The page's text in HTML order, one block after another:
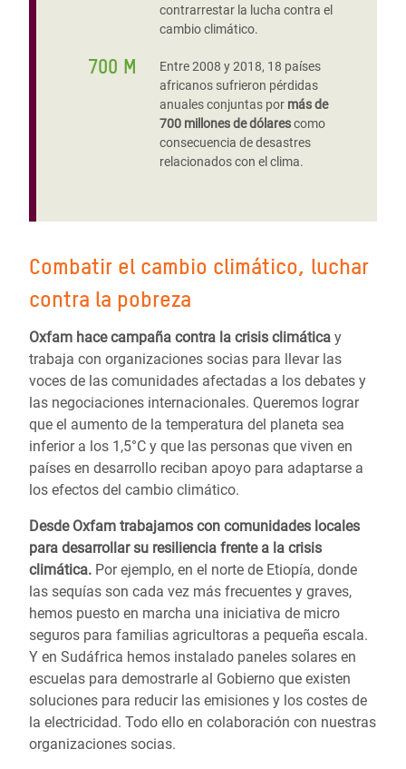
contrarrestar la lucha contra el
cambio climático.
700 M
Entre 2008 y 2018, 18 países
africanos sufrieron pérdidas
anuales conjuntas por más de
700 millones de dólarescomo
consecuencia de desastres
relacionados con el clima.
Combatir el cambio climático, luchar
contra la pobreza
Oxfam hace campaña contra la crisis climática y
trabaja con organizaciones socias para llevar las
voces de las comunidades afectadas a los debates y
las negociaciones internacionales. Queremos lograr
que el aumento de la temperatura del planeta sea
inferior a los 1,5°C y que las personas que viven en
países en desarrollo reciban apoyo para adaptarse a
los efectos del cambio climático.
Desde Oxfam trabajamos con comunidades locales
para desarrollar su resiliencia frente a la crisis
climática. Por ejemplo, en el norte de Etiopía, donde
las sequías son cada vez más frecuentes y graves,
hemos puesto en marcha una iniciativa de micro
seguros para familias agricultoras a pequeña escala.
Y en Sudáfrica hemos instalado paneles solares en
escuelas para demostrarle al Gobierno que existen
soluciones para reducir las emisiones y los costes de
la electricidad. Todo ello en colaboración con nuestras
organizaciones socias.